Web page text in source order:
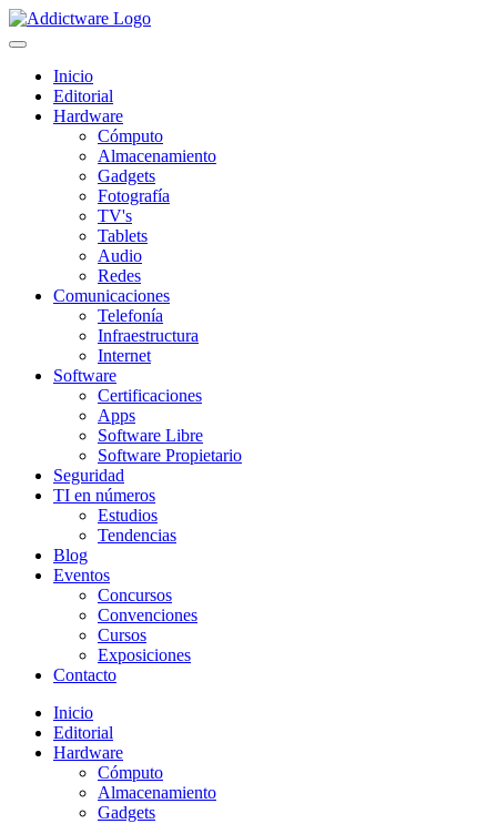
Inicio
Editorial
Hardware
Cómputo
Almacenamiento
Gadgets
Fotografía
TV's
Tablets
Audio
Redes
Comunicaciones
Telefonía
Infraestructura
Internet
Software
Certificaciones
Apps
Software Libre
Software Propietario
Seguridad
TI en números
Estudios
Tendencias
Blog
Eventos
Concursos
Convenciones
Cursos
Exposiciones
Contacto
Inicio
Editorial
Hardware
Cómputo
Almacenamiento
Gadgets